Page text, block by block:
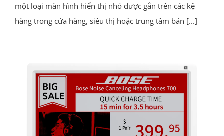
một loại màn hình hiển thị nhỏ được gắn trên các kệ
hàng trong cửa hàng, siêu thị hoặc trung tâm bán [...]